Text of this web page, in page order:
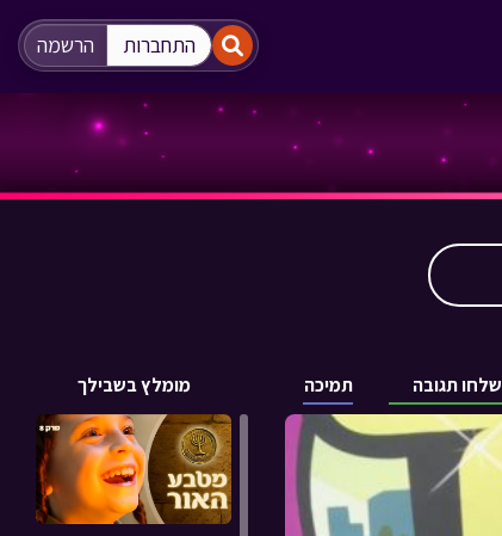
התחברות הרשמה
מומלץ בשבילך תמיכה שלחו תגובה